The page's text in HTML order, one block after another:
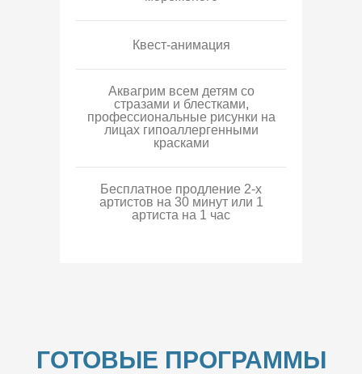
Квест-анимация
Аквагрим всем детям со
стразами и блестками,
профессиональные рисунки на
лицах гипоаллергенными
красками
Бесплатное продление 2-х
артистов на 30 минут или 1
артиста на 1 час
ГОТОВЫЕ ПРОГРАММЫ